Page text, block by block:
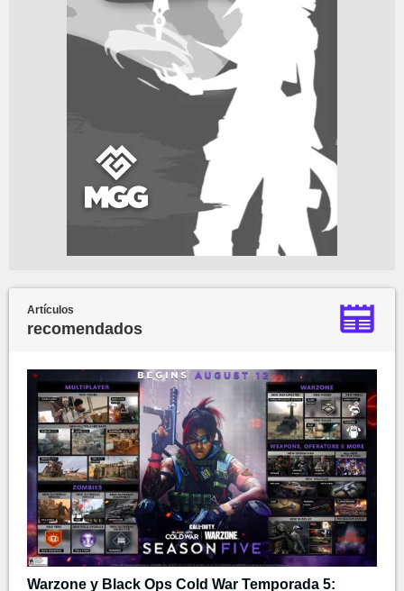
Artículos
recomendados
Warzone y Black Ops Cold War Temporada 5: